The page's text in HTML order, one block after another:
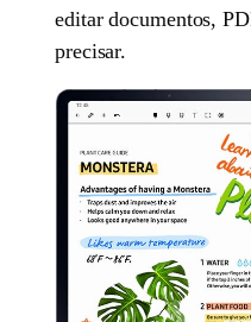
editar documentos,
precisar.